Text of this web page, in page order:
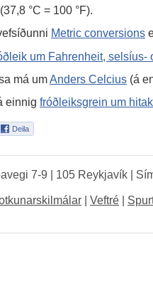
°C = 100 °F).
Metric conversions
um Fahrenheit, selsíus-
má umAnders Celcius (á
einnig fróðleiksgrein um
7-9 | 105 Reykjavík |
Veftré